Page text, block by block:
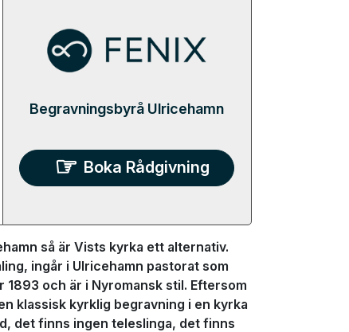
Begravningsbyrå Ulricehamn
Boka Rådgivning
så är Vists kyrka ett alternativ.
ingår i Ulricehamn pastorat som
och är i Nyromansk stil. Eftersom
klassisk kyrklig begravning i en kyrka
det finns ingen teleslinga, det finns